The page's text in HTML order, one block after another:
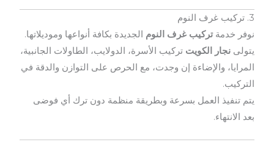
3. تركيب غرف النوم
نوفر خدمةتركيب غرف النوم الجديدة بكافة أنواعها وموديلاتها.
يتولىنجار الكويت تركيب الأسرة، الدولايب، الطاولات الجانبية،
المرايا، والإضاءة إن وجدت، مع الحرص على التوازن والدقة في
التركيب.
يتم تنفيذ العمل بسرعة وبطريقة منظمة دون ترك أي فوضى
بعد الانتهاء.